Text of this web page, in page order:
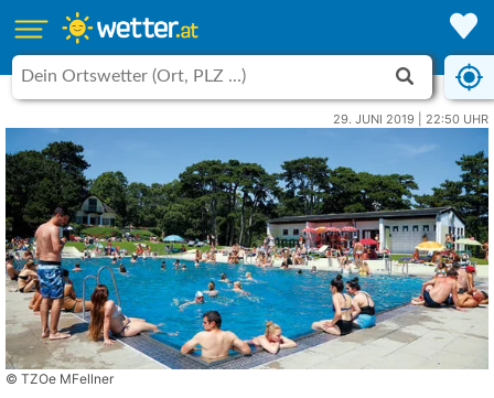
29. JUNI 2019 | 22:50 UHR
© TZOe MFellner